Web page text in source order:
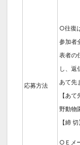
応募方法
○往復
参加者
表者の
し、返
あて先
【あ
野動物
【締
○Ｅメ